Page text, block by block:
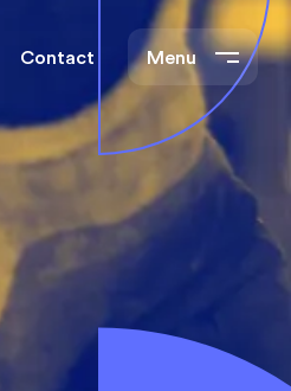
Contact Menu